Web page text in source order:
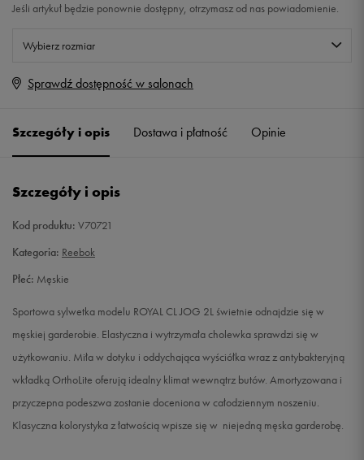
Jeśli artykuł będzie ponownie dostępny, otrzymasz od nas powiadomienie.
Wybierz rozmiar
Rozmiary EU
42,5 27,5 cm
43
44 28,5 cm Powiadom o dostępności
44,5 29 cm
45 Powiadom o dostępności
Sprawdź dostępność w salonach
Szczegóły i opis Dostawa i płatność Opinie
Szczegóły i opis
Kod produktu: V70721
Kategoria: Reebok
Płeć: Męskie
Sportowa sylwetka modelu ROYAL CL JOG 2L świetnie odnajdzie się w
męskiej garderobie. Elastyczna i wytrzymała cholewka sprawdzi się w
użytkowaniu. Miła w dotyku i oddychająca wyściółka wraz z antybakteryjną
wkładką OrthoLite oferują idealny klimat wewnątrz butów. Amortyzowana i
przyczepna podeszwa zostanie doceniona w całodziennym noszeniu.
Klasyczna kolorystyka z łatwością wpisze się w niejedną męska garderobę.